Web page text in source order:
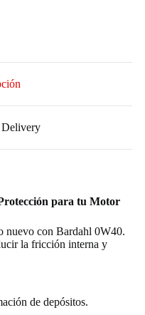
para tu Motor
nuevo con Bardahl 0W40.
la fricción interna y
de depósitos.